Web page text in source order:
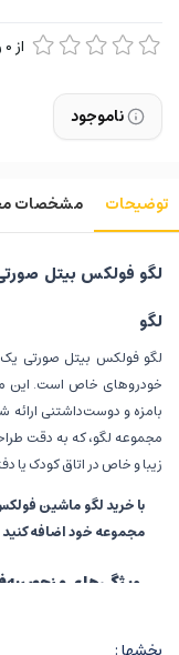
از 0
ناموجود
توضیحات مشخصات
لگو فولکس بیتل
لگو
لگو فولکس بیتل صورتی یک
خودروهای خاص است. این
بامزه و دوست‌داشتنی
مجموعه لگو، که به دقت
زیبا و خاص در اتاق کودک یا
با خرید لگو ماشین
مجموعه خود اضافه کنید
ویژگی‌های
با طراحی
به خودروهای خاص و ساخت و